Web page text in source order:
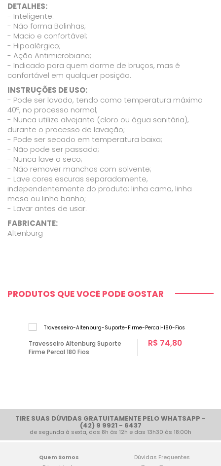
DETALHES:
- Inteligente:
- Não forma Bolinhas;
- Macio e confortável;
- Hipoalérgico;
- Ação Antimicrobiana;
- Indicado para quem dorme de bruços, mas é
confortável em qualquer posição.
INSTRUÇÕES DE USO:
- Pode ser lavado, tendo como temperatura máxima
40º, no processo normal;
- Nunca utilize alvejante (cloro ou água sanitária),
durante o processo de lavação;
- Pode ser secado em temperatura baixa;
- Não pode ser passado;
- Nunca lave a seco;
- Não remover manchas com solvente;
- Lave cores escuras separadamente,
independentemente do produto: linha cama, linha
mesa ou linha banho;
- Lavar antes de usar.
FABRICANTE:
Altenburg
PRODUTOS QUE VOCÊ PODE GOSTAR
Travesseiro Altenburg Suporte
Firme Percal 180 Fios
R$ 74,80
TIRE SUAS DÚVIDAS GRATUITAMENTE PELO WHATSAPP -
(42) 9 9921 - 6437
de segunda à sexta, das 8h às 12h e das 13h30 às 18:00h
Quem Somos
Dúvidas Frequentes